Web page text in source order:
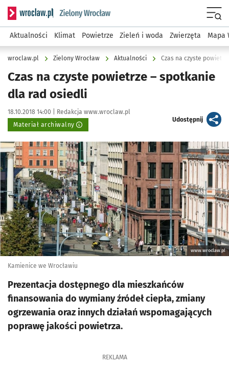
Serwis informacyjny wroclaw.pl podserwis: Środowisko we
Aktualności Klimat Powietrze Zieleń i woda Zwierzęta Mapa
wroclaw.pl Zielony Wrocław Aktualności Czas na czyste
Czas na czyste powietrze – spotkanie
dla rad osiedli
Data publikacji:
18.10.2018 14:00 | Autor:
Redakcja www.wroclaw.pl
Materiał archiwalny
Udostępnijartykuł
Kliknij, aby powiększyć
www.wroclaw.pl
Kamienice we Wrocławiu
Prezentacja dostępnego dla mieszkańców
finansowania do wymiany źródeł ciepła, zmiany
ogrzewania oraz innych działań wspomagających
poprawę jakości powietrza.
REKLAMA